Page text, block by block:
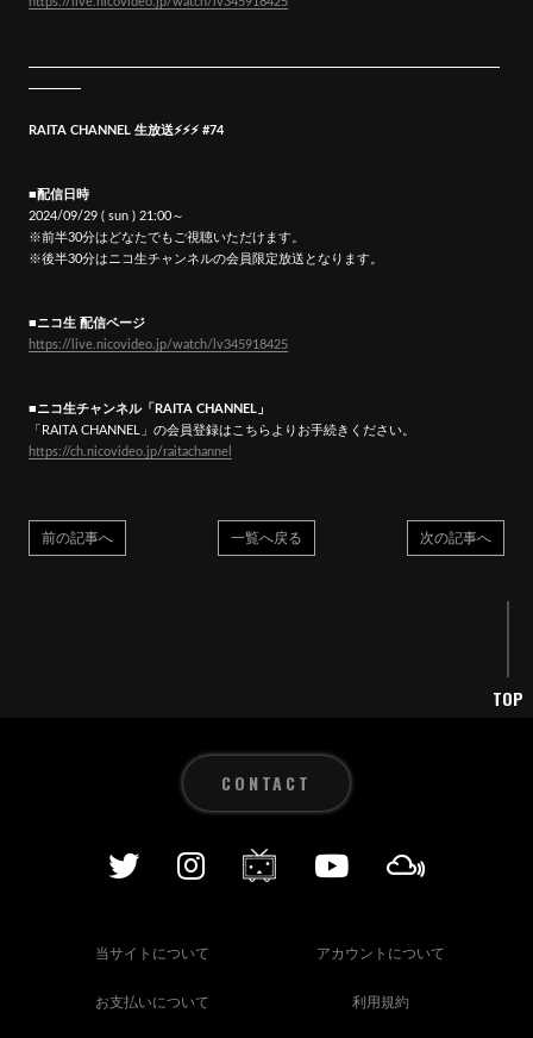
RAITA CHANNEL 生放送⚡️⚡️⚡️ #74
■配信日時
2024/09/29 ( sun ) 21:00～
※前半30分はどなたでもご視聴いただけます。
※後半30分はニコ生チャンネルの会員限定放送となります。
■ニコ生 配信ページ
https://live.nicovideo.jp/watch/lv345918425
■ニコ生チャンネル「RAITA CHANNEL」
「RAITA CHANNEL」の会員登録はこちらよりお手続きください。
https://ch.nicovideo.jp/raitachannel
次の記事へ
一覧へ戻る
前の記事へ
TOP
CONTACT
当サイトについて アカウントについて
お支払いについて 利用規約